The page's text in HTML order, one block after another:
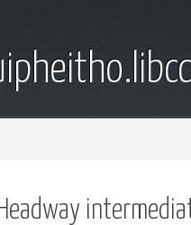
Headway